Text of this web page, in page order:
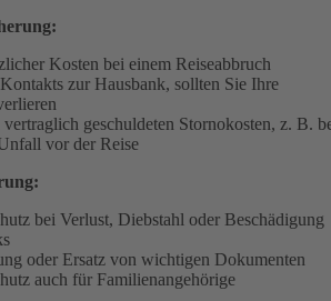
Kosten bei einem Reiseabbruch
zur Hausbank, sollten Sie Ihre
geschuldeten Stornokosten, z. B.
vor der Reise
bei Verlust, Diebstahl oder Beschädigung
oder Ersatz von wichtigen Dokumenten
auch für Familienangehörige